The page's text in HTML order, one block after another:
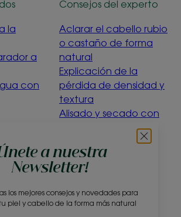
a nuestra
Newsletter!
los mejores consejos y novedades para
piel y cabello de la forma más natural
la
a
con
Consejos del experto
Aclarar el cabello rubio
o castaño de forma
natural
Explicación de la
pérdida de densidad y
textura
Alisado y secado con
purificante
¿Qué significa la